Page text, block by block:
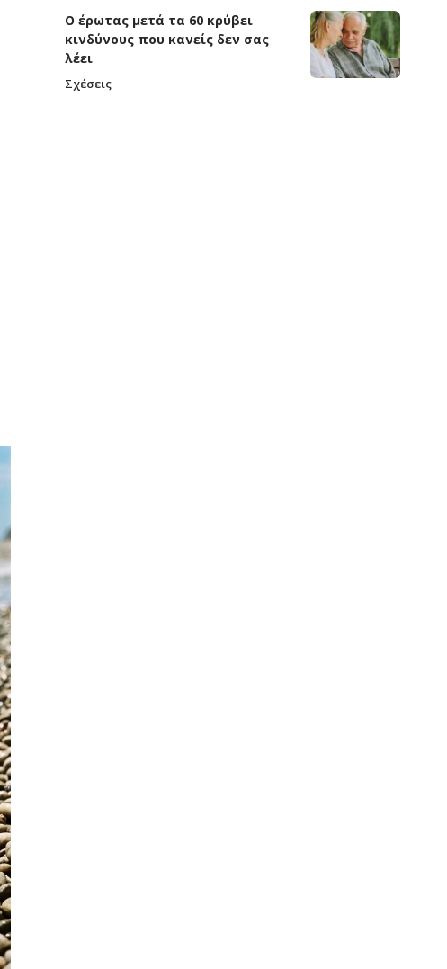
Ο έρωτας μετά τα 60 κρύβει
κινδύνους που κανείς δεν σας
λέει
Σχέσεις